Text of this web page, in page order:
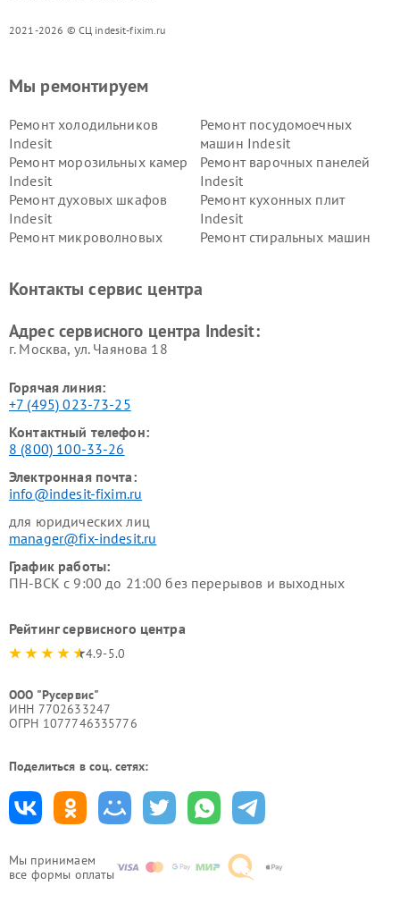
2021-2026 © СЦ indesit-fixim.ru
Мы принимаем
все формы оплаты
Мы ремонтируем
Ремонт холодильников
Indesit
Ремонт посудомоечных
машин Indesit
Ремонт морозильных камер
Indesit
Ремонт варочных панелей
Indesit
Ремонт духовых шкафов
Indesit
Ремонт кухонных плит
Indesit
Ремонт микроволновых
Ремонт стиральных машин
Indesit
Indesit
Контакты сервис центра
Адрес сервисного центра Indesit:
г. Москва, ул. Чаянова 18
Горячая линия:
+7 (495) 023-73-25
Контактный телефон:
8 (800) 100-33-26
Электронная почта:
info@indesit-fixim.ru
для юридических лиц
manager@fix-indesit.ru
График работы:
ПН-ВСК с 9:00 до 21:00 без перерывов и выходных
Рейтинг сервисного центра
4.9-5.0
ООО "Русервис"
ИНН 7702633247
ОГРН 1077746335776
Поделиться в соц. сетях: